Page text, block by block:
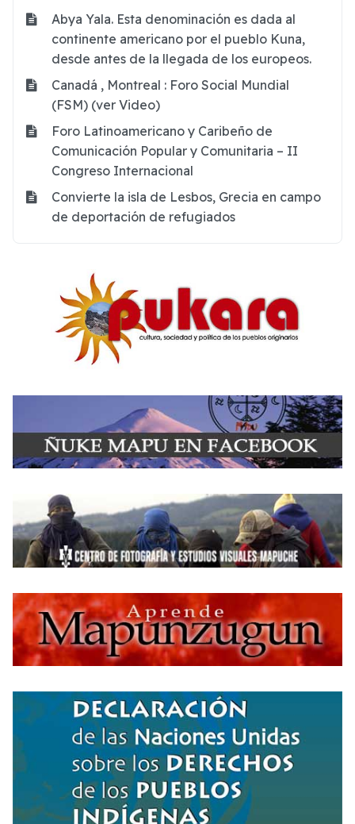
Abya Yala. Esta denominación es dada al
continente americano por el pueblo Kuna,
desde antes de la llegada de los europeos.
Canadá , Montreal : Foro Social Mundial
(FSM) (ver Video)
Foro Latinoamericano y Caribeño de
Comunicación Popular y Comunitaria – II
Congreso Internacional
Convierte la isla de Lesbos, Grecia en campo
de deportación de refugiados